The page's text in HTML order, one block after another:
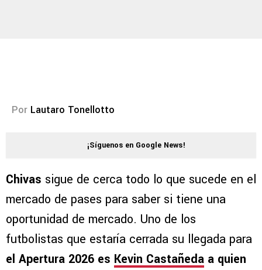
Por Lautaro Tonellotto
¡Síguenos en Google News!
Chivas sigue de cerca todo lo que sucede en el
mercado de pases para saber si tiene una
oportunidad de mercado. Uno de los
futbolistas que estaría cerrada su llegada para
el Apertura 2026 es Kevin Castañeda a quien